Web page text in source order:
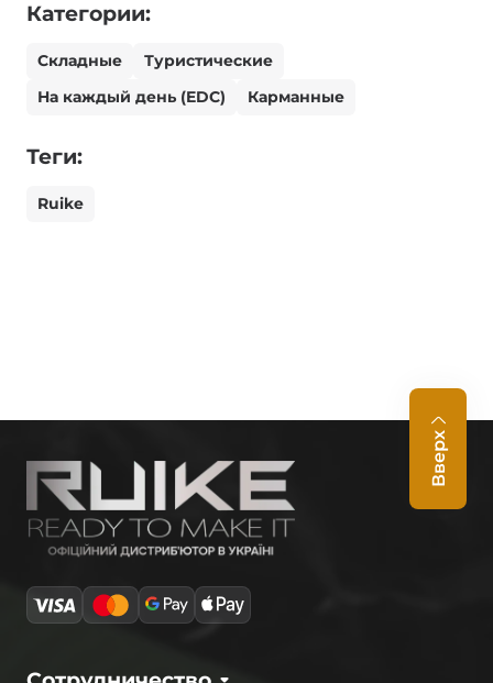
Категории:
Складные
Туристические
На каждый день (EDC)
Карманные
Теги:
Ruike
Вверх